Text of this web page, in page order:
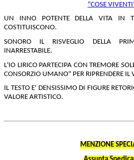
"COSE
UN INNO POTENTE DELLA VITA IN
COSTITUISCONO.
SONORO IL RISVEGLIO DELLA
INARRESTABILE.
L'IO LIRICO PARTECIPA CON TREMORE
CONSORZIO UMANO" PER RIPRENDERE IL
IL TESTO E' DENSISSIMO DI FIGURE
VALORE ARTISTICO.
MENZIONE